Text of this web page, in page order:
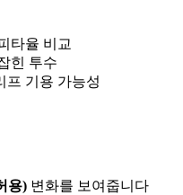
타율 비교
힌 투수
프 기용 가능성
용) 변화를 보여줍니다